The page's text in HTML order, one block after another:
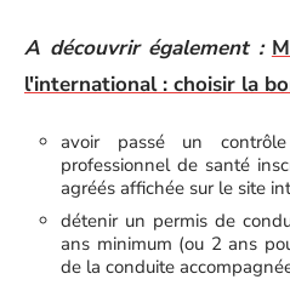
A découvrir également :
l'international : choisir la
avoir passé un
professionnel de santé
agréés affichée sur le site
détenir un permis de
ans minimum (ou 2 ans
de la conduite